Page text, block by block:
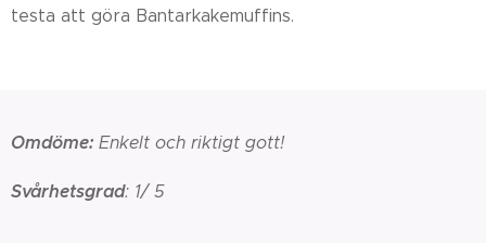
testa att göra Bantarkakemuffins.
Omdöme: Enkelt och riktigt gott!
Svårhetsgrad: 1/ 5